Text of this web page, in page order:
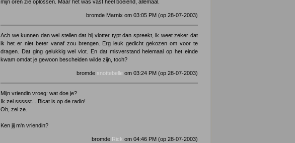
mijn oren zie oplossen. Maar het was vast heel boeiend, allemaal.
bromde Marnix om 03:05 PM (op 28-07-2003)
Ach we kunnen dan wel stellen dat hij vlotter typt dan spreekt, ik weet zeker dat
ik het er niet beter vanaf zou brengen. Erg leuk gedicht gekozen om voor te
dragen. Dat ging gelukkig wel vlot. En dat misverstand helemaal op het einde
kwam omdat je gewoon bescheiden wilde zijn, toch?
bromde snottebelle om 03:24 PM (op 28-07-2003)
Mijn vriendin vroeg: wat doe je?
Ik zei ssssst... Bicat is op de radio!
Oh, zei ze.
Ken jij m'n vriendin?
bromde Rick om 04:46 PM (op 28-07-2003)